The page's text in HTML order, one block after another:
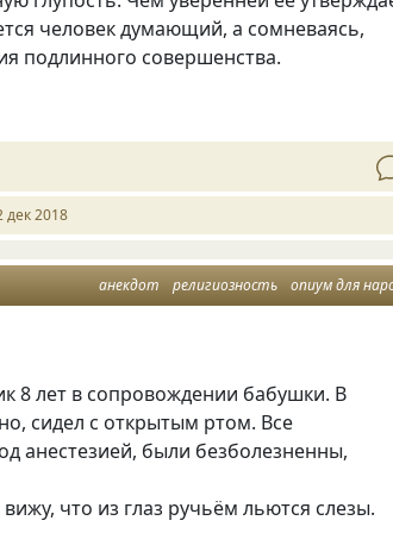
человек думающий, а сомневаясь,
подлинного совершенства.
дек 2018
анекдот религиозность опиум для
8 лет в сопровождении бабушки. В
, сидел с открытым ртом. Все
анестезией, были безболезненны,
вижу, что из глаз ручьём льются слезы.